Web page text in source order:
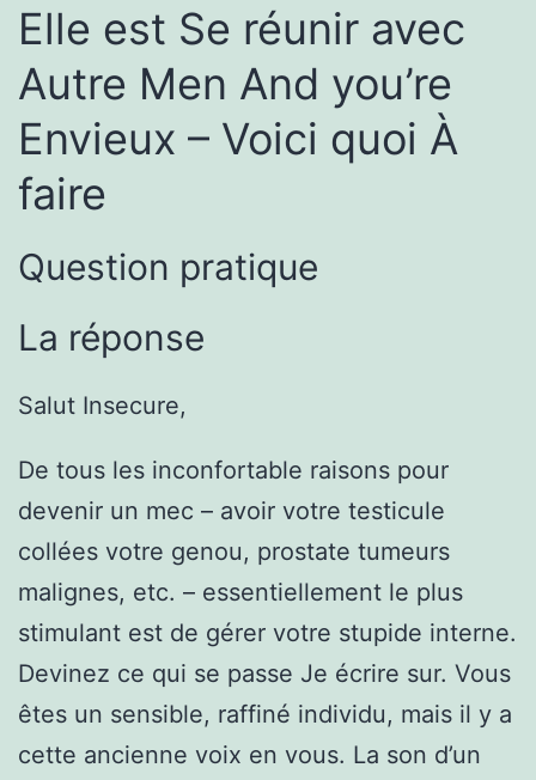
Elle est Se réunir avec
Autre Men And you’re
Envieux – Voici quoi À
faire
Question pratique
La réponse
Salut Insecure,
De tous les inconfortable raisons pour
devenir un mec – avoir votre testicule
collées votre genou, prostate tumeurs
malignes, etc. – essentiellement le plus
stimulant est de gérer votre stupide interne.
Devinez ce qui se passe Je écrire sur. Vous
êtes un sensible, raffiné individu, mais il y a
cette ancienne voix en vous. La son d’un